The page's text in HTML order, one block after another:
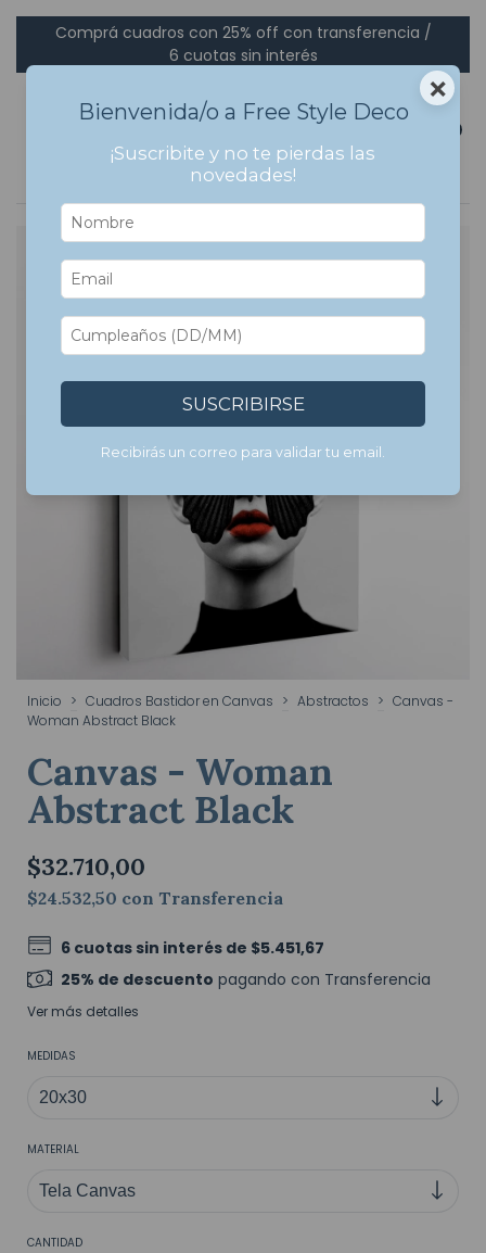
Comprá cuadros con 25% off con transferencia /
6 cuotas sin interés
Inicio > Cuadros Bastidor en Canvas > Abstractos > Canvas -
Woman Abstract Black
Canvas - Woman
Abstract Black
$32.710,00
$24.532,50 con Transferencia
6 cuotas sin interés de $5.451,67
25% de descuento pagando con Transferencia
Ver más detalles
MEDIDAS
MATERIAL
CANTIDAD
×
Bienvenida/o a Free Style Deco
¡Suscribite y no te pierdas las
novedades!
SUSCRIBIRSE
Recibirás un correo para validar tu email.